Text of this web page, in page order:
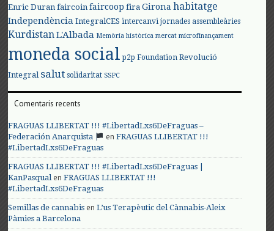
Enric Duran faircoin faircoop fira Girona habitatge
Independència IntegralCES intercanvi jornades assembleàries
KurdistanL'Albada Memòria històrica mercat microfinançament
moneda social p2p Foundation Revolució
Integral salut solidaritat SSPC
Comentaris recents
FRAGUAS LLIBERTAT !!! #LibertadLxs6DeFraguas –
Federación Anarquista
enFRAGUAS LLIBERTAT !!!
#LibertadLxs6DeFraguas
FRAGUAS LLIBERTAT !!! #LibertadLxs6DeFraguas |
KanPasqualenFRAGUAS LLIBERTAT !!!
#LibertadLxs6DeFraguas
Semillas de cannabis enL’us Terapèutic del Cànnabis-Aleix
Pàmies a Barcelona